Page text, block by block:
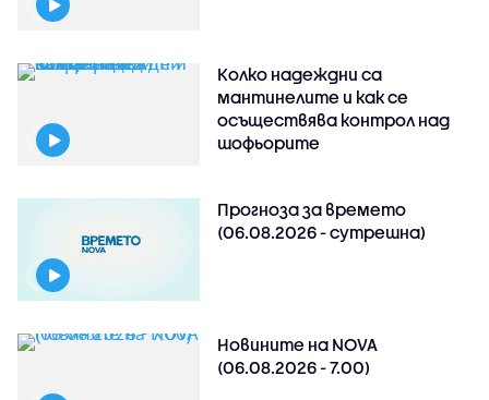
Колко надеждни са
мантинелите и как се
осъществява контрол над
шофьорите
Прогноза за времето
(06.08.2026 - сутрешна)
Новините на NOVA
(06.08.2026 - 7.00)